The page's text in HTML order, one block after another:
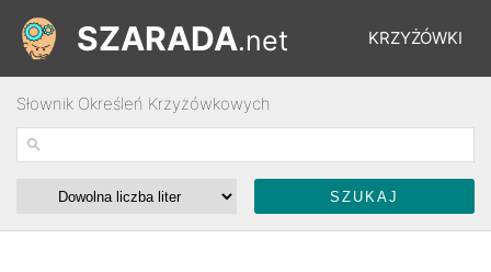
KRZYŻÓWKI
ŁAMIGŁÓWKI
SZARADA.net
Słownik Określeń Krzyżówkowych